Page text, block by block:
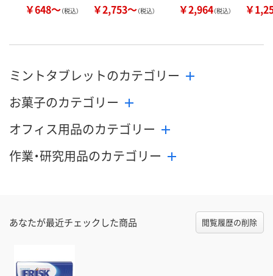
￥648～（税込） ￥2,753～（税込） ￥2,964（税込） ￥
ミントタブレットのカテゴリー
お菓子のカテゴリー
オフィス用品のカテゴリー
作業・研究用品のカテゴリー
あなたが最近チェックした商品 閲覧履歴の削除